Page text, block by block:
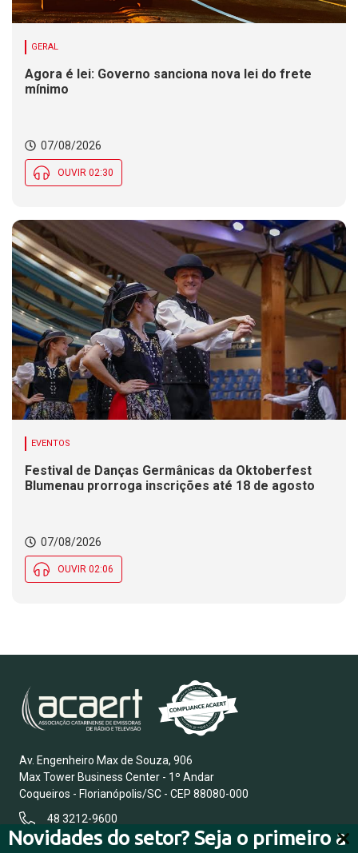
Novidades do setor? Seja o primeiro a
GERAL
Agora é lei: Governo sanciona nova lei do frete
mínimo
07/08/2026
OUVIR 02:30
EVENTOS
Festival de Danças Germânicas da Oktoberfest
Blumenau prorroga inscrições até 18 de agosto
07/08/2026
OUVIR 02:06
Av. Engenheiro Max de Souza, 906
Max Tower Business Center - 1º Andar
Coqueiros - Florianópolis/SC - CEP 88080-000
48 3212-9600